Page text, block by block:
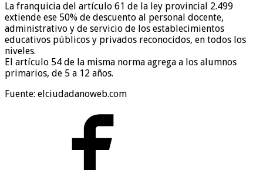
La franquicia del artículo 61 de la ley provincial 2.499
extiende ese 50% de descuento al personal docente,
administrativo y de servicio de los establecimientos
educativos públicos y privados reconocidos, en todos los
niveles.
El artículo 54 de la misma norma agrega a los alumnos
primarios, de 5 a 12 años.
Fuente: elciudadanoweb.com